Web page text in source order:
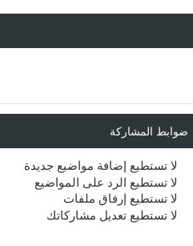
ضوابط المشاركة
لا تستطيع إضافة مواضيع جديدة
لا تستطيع الرد على المواضيع
لا تستطيع إرفاق ملفات
لا تستطيع تعديل مشاركاتك